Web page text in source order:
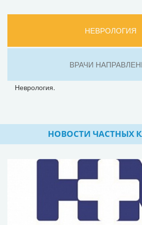
НЕВРОЛОГИЯ
ВРАЧИ
Неврология.
НОВОСТИ ЧАСТНЫХ